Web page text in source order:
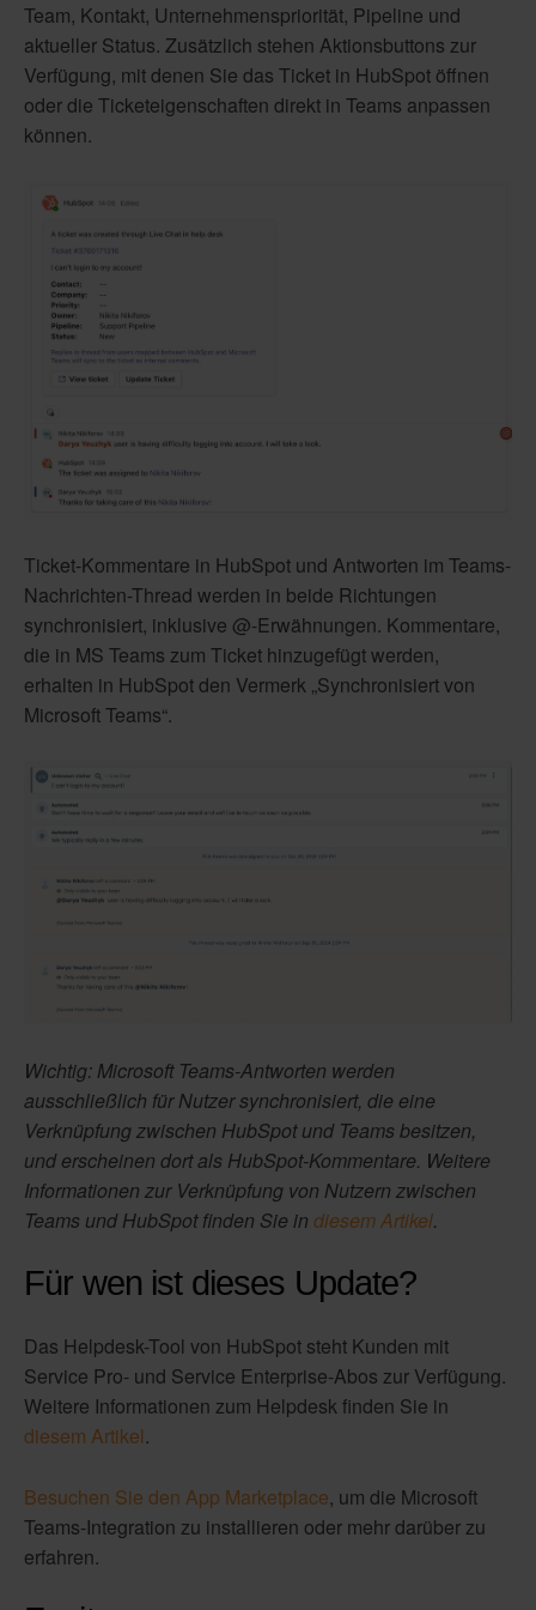
Team, Kontakt, Unternehmenspriorität, Pipeline und
aktueller Status. Zusätzlich stehen Aktionsbuttons zur
Verfügung, mit denen Sie das Ticket in HubSpot öffnen
oder die Ticketeigenschaften direkt in Teams anpassen
können.
Ticket-Kommentare in HubSpot und Antworten im Teams-
Nachrichten-Thread werden in beide Richtungen
synchronisiert, inklusive @-Erwähnungen. Kommentare,
die in MS Teams zum Ticket hinzugefügt werden,
erhalten in HubSpot den Vermerk „Synchronisiert von
Microsoft Teams“.
Wichtig: Microsoft Teams-Antworten werden
ausschließlich für Nutzer synchronisiert, die eine
Verknüpfung zwischen HubSpot und Teams besitzen,
und erscheinen dort als HubSpot-Kommentare. Weitere
Informationen zur Verknüpfung von Nutzern zwischen
Teams und HubSpot finden Sie in diesem Artikel.
Für wen ist dieses Update?
Das Helpdesk-Tool von HubSpot steht Kunden mit
Service Pro- und Service Enterprise-Abos zur Verfügung.
Weitere Informationen zum Helpdesk finden Sie in
diesem Artikel.
Besuchen Sie den App Marketplace, um die Microsoft
Teams-Integration zu installieren oder mehr darüber zu
erfahren.